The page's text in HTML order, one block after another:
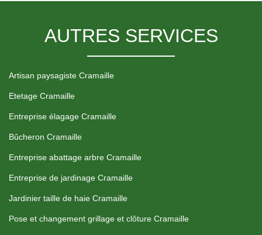
AUTRES SERVICES
Artisan paysagiste Cramaille
Etetage Cramaille
Entreprise élagage Cramaille
Bûcheron Cramaille
Entreprise abattage arbre Cramaille
Entreprise de jardinage Cramaille
Jardinier taille de haie Cramaille
Pose et changement grillage et clôture Cramaille